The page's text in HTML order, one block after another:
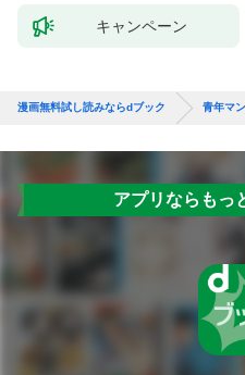
キャンペーン
漫画無料試し読みならdブック 青年マ
アプリならもっ